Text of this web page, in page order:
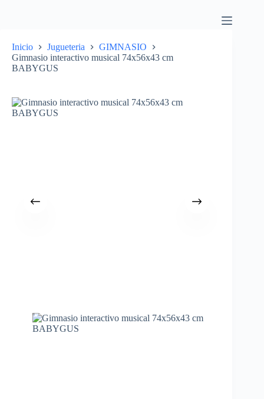
Inicio Jugueteria
GIMNASIO
Gimnasio interactivo musical 74x56x43 cm
BABYGUS